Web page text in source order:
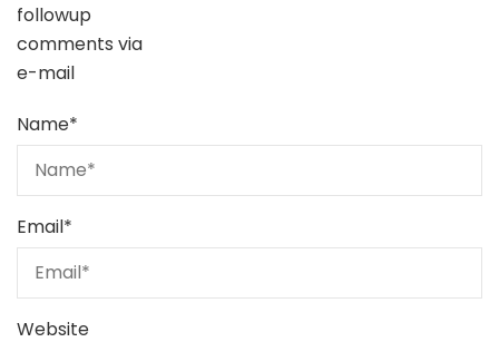
followup
comments via
e-mail
Name*
Email*
Website